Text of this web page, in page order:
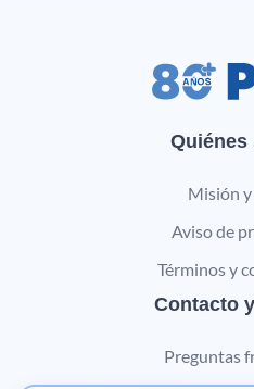
Quiénes
Misión
Aviso de
Términos y
Contacto
Preguntas